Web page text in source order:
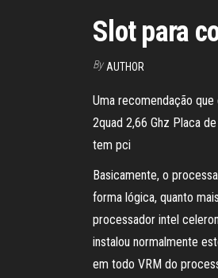
Slot para
By AUTHOR
Uma recomendação
2quad 2,66 Ghz Placa
tem pci
Basicamente, o
forma lógica, quanto
processador intel
instalou normalmente
em todo VRM do